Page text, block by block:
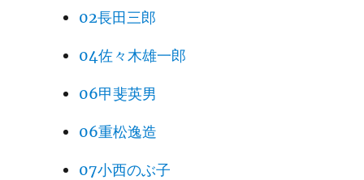
02長田三郎
04佐々木雄一郎
06甲斐英男
06重松逸造
07小西のぶ子